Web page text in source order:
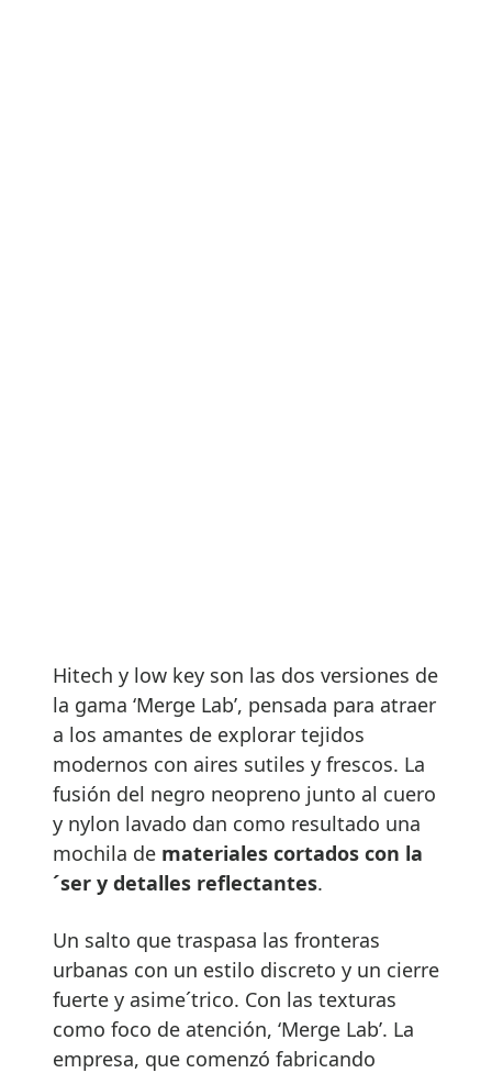
Hitech y low key son las dos versiones de
la gama ‘Merge Lab’, pensada para atraer
a los amantes de explorar tejidos
modernos con aires sutiles y frescos. La
fusión del negro neopreno junto al cuero
y nylon lavado dan como resultado una
mochila de materiales cortados con la
´ser y detalles reflectantes.
Un salto que traspasa las fronteras
urbanas con un estilo discreto y un cierre
fuerte y asime´trico. Con las texturas
como foco de atención, ‘Merge Lab’. La
empresa, que comenzó fabricando